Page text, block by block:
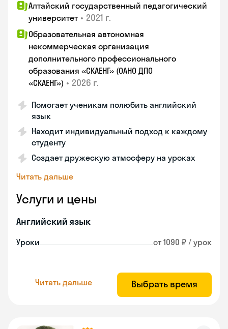
Алтайский государственный педагогический
университет • 2021 г.
Образовательная автономная
некоммерческая организация
дополнительного профессионального
образования «СКАЕНГ» (ОАНО ДПО
«СКАЕНГ») • 2026 г.
Помогает ученикам полюбить английский
язык
Находит индивидуальный подход к каждому
студенту
Создает дружескую атмосферу на уроках
Читать дальше
Услуги и цены
Английский язык
Уроки от 1090 ₽ / урок
Читать дальше Выбрать время